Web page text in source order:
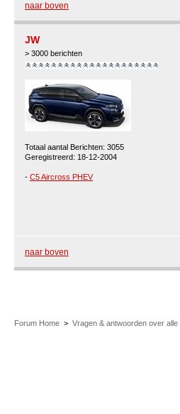
naar boven
JW
> 3000 berichten
Totaal aantal Berichten: 3055
Geregistreerd: 18-12-2004
- C5 Aircross PHEV
naar boven
Forum Home > Vragen & antwoorden over